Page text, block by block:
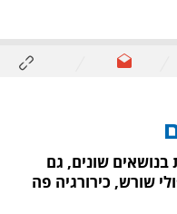
שונים, גם
שורש, כירורגיה פה